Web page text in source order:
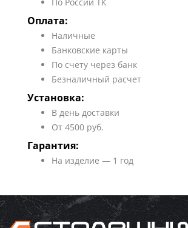
Оплата:
Наличные
Банковские карты
По счету через банк
Безналичный расчет
Установка:
В день доставки
От 4500 руб.
Гарантия:
На изделие — 1 год